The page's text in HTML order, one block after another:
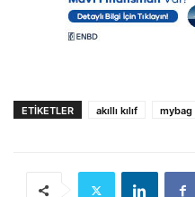
ETIKETLER akıllı kılıf mybag